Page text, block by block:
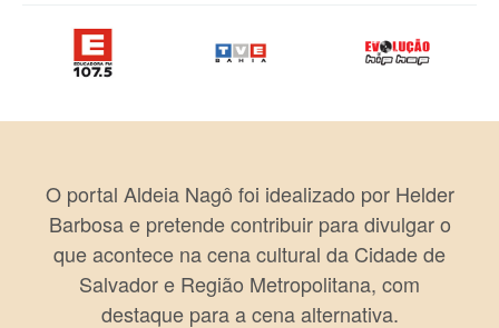
O portal Aldeia Nagô foi idealizado por Helder
Barbosa e pretende contribuir para divulgar o
que acontece na cena cultural da Cidade de
Salvador e Região Metropolitana, com
destaque para a cena alternativa.